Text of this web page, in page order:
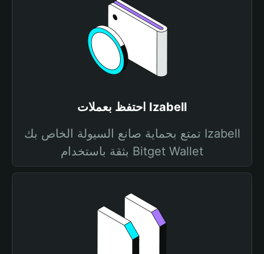
احتفظ بعملات Izabell
تمتع بحماية صانع السيولة الخاص بك Izabell
بثقة باستخدام Bitget Wallet